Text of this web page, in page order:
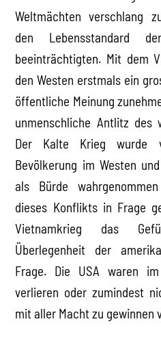
Weltmächten verschlang
den Lebensstandard
beeinträchtigten. Mit dem
den Westen erstmals ein
öffentliche Meinung
unmenschliche Antlitz des
Der Kalte Krieg wurde
Bevölkerung im Westen
als Bürde
dieses Konflikts in Frage
Vietnamkrieg das
Überlegenheit der
Frage. Die USA waren
verlieren oder zumindest
mit aller Macht zu gewinnen